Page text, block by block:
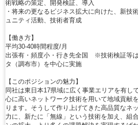
術戦略の策定、開発検証、導入
・将来の更なるビジネス拡大に向けた、新技
ュニティ活動、技術者育成
【働き方】
平均30-40時間程度/月
出張有・頻度小・行き先全国 ※技術検証等
タ（調布市）を中心に実施
【このポジションの魅力】
同社は東日本17県域に広く事業エリアを有し
心に高いネットワーク技術を用いて地域貢献
ります。そうして作り上げてきた高品質なネ
力に、新たに「無線」という技術を加え、組